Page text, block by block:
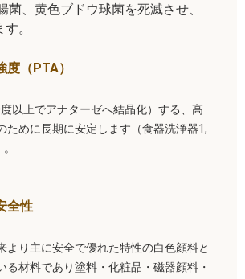
菌、黄色ブドウ球菌を死滅させ、
。
（PTA）
以上でアナターゼへ結晶化）する、高
ために長期に安定します（食器洗浄器1,
全性
より主に安全で優れた特性の白色顔料と
る材料であり塗料・化粧品・磁器顔料・